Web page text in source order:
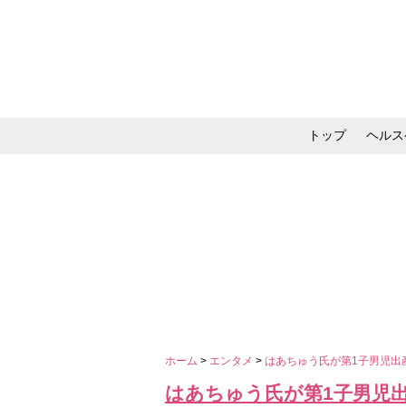
トップ ヘル
ホーム > エンタメ > はあちゅう氏が第1子男児
はあちゅう氏が第1子男児